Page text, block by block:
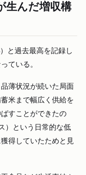
生んだ増収構
と過去最高を記録し
ている。
薄状況が続いた局面
米まで幅広く供給を
すことができたの
）という日常的な低
得していたためと見